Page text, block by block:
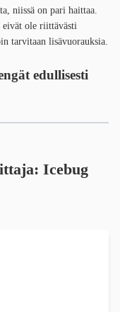
niissä on pari haittaa.
eivät ole riittävästi
tarvitaan lisävuorauksia.
edullisesti
Icebug